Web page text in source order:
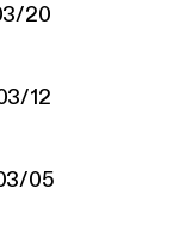
20
12
05